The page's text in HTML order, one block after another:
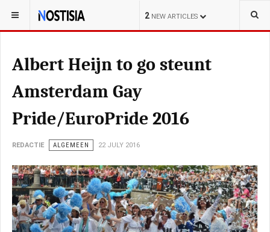
2 NEW ARTICLES
YOU ARE HERE: NEDERLAND POLITIE
Albert Heijn to go steunt
Amsterdam Gay
Pride/EuroPride 2016
REDACTIE ALGEMEEN 22 JULY 2016